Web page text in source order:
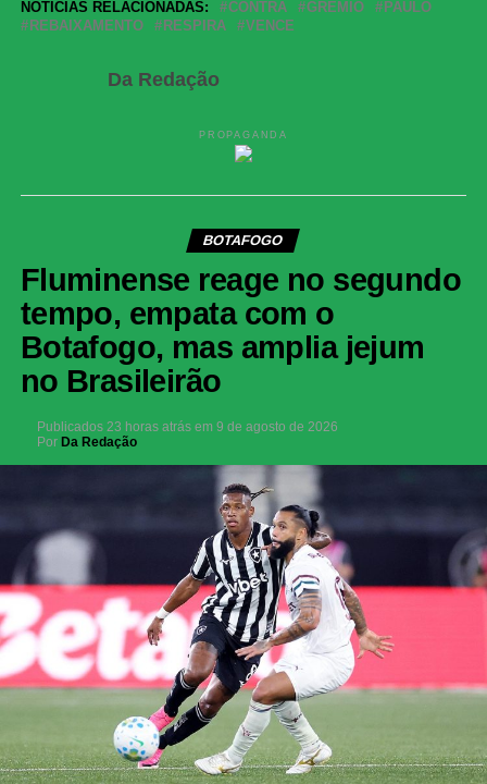
NOTÍCIAS RELACIONADAS: CONTRA GREMIO
PAULO
REBAIXAMENTO
RESPIRA VENCE
Da Redação
PROPAGANDA
BOTAFOGO
Fluminense reage no segundo
tempo, empata com o
Botafogo, mas amplia jejum
no Brasileirão
Publicados 23 horas atrás em 9 de agosto de 2026
Por Da Redação